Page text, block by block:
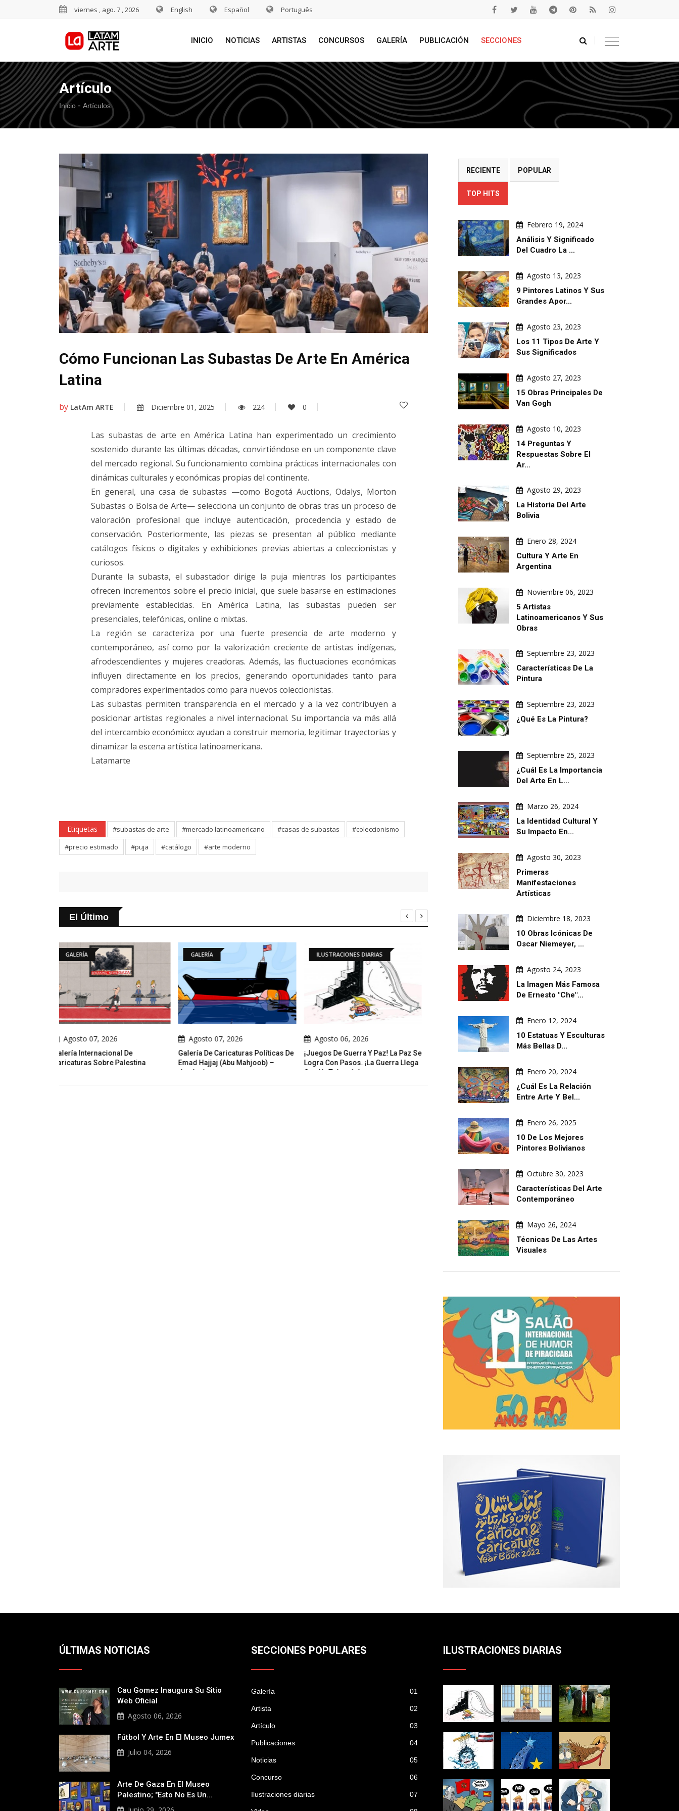
viernes , ago. 7 , 2026 English Español Português
INICIO NOTICIAS ARTISTAS CONCURSOS GALERÍA PUBLICACIÓN SECCIONES
Artículo
Inicio - Artículos
Cómo Funcionan Las Subastas De Arte En América
Latina
by LatAm ARTE Diciembre 01, 2025 224 0
Las subastas de arte en América Latina han experimentado un crecimiento
sostenido durante las últimas décadas, convirtiéndose en un componente clave
del mercado regional. Su funcionamiento combina prácticas internacionales con
dinámicas culturales y económicas propias del continente.
En general, una casa de subastas —como Bogotá Auctions, Odalys, Morton
Subastas o Bolsa de Arte— selecciona un conjunto de obras tras un proceso de
valoración profesional que incluye autenticación, procedencia y estado de
conservación. Posteriormente, las piezas se presentan al público mediante
catálogos físicos o digitales y exhibiciones previas abiertas a coleccionistas y
curiosos.
Durante la subasta, el subastador dirige la puja mientras los participantes
ofrecen incrementos sobre el precio inicial, que suele basarse en estimaciones
previamente establecidas. En América Latina, las subastas pueden ser
presenciales, telefónicas, online o mixtas.
La región se caracteriza por una fuerte presencia de arte moderno y
contemporáneo, así como por la valorización creciente de artistas indígenas,
afrodescendientes y mujeres creadoras. Además, las fluctuaciones económicas
influyen directamente en los precios, generando oportunidades tanto para
compradores experimentados como para nuevos coleccionistas.
Las subastas permiten transparencia en el mercado y a la vez contribuyen a
posicionar artistas regionales a nivel internacional. Su importancia va más allá
del intercambio económico: ayudan a construir memoria, legitimar trayectorias y
dinamizar la escena artística latinoamericana.
Latamarte
Etiquetas #subastas de arte #mercado latinoamericano #casas de subastas
#coleccionismo
#precio estimado
#puja #catálogo #arte moderno
El Último
GALERÍA
Agosto 07, 2026
Galería De Caricaturas Políticas De
Emad Hajjaj (Abu Mahjoob) –
ILUSTRACIONES DIARIAS
Agosto 06, 2026
¡Juegos De Guerra Y Paz! La Paz Se
Logra Con Pasos. ¡La Guerra Llega
Con Un Tobogán!
ILUSTRACIONES DIARIAS
Agosto 06, 2026
Don El Dormilón
Agosto 06, 2026
Un Acuerdo En El Pantano, Por
Agosto 06, 2026
RECIENTE POPULAR
TOP HITS
Febrero 19, 2024
Análisis Y Significado
Del Cuadro La ...
Agosto 13, 2023
9 Pintores Latinos Y Sus
Grandes Apor...
Agosto 23, 2023
Los 11 Tipos De Arte Y
Sus Significados
Agosto 27, 2023
15 Obras Principales De
Van Gogh
Agosto 10, 2023
14 Preguntas Y
Respuestas Sobre El
Ar...
Agosto 29, 2023
La Historia Del Arte
Bolivia
Enero 28, 2024
Cultura Y Arte En
Argentina
Noviembre 06, 2023
5 Artistas
Latinoamericanos Y Sus
Obras
Septiembre 23, 2023
Características De La
Pintura
Septiembre 23, 2023
¿Qué Es La Pintura?
Septiembre 25, 2023
¿Cuál Es La Importancia
Del Arte En L...
Marzo 26, 2024
La Identidad Cultural Y
Su Impacto En...
Agosto 30, 2023
Primeras
Manifestaciones
Artísticas
Diciembre 18, 2023
10 Obras Icónicas De
Oscar Niemeyer, ...
Agosto 24, 2023
La Imagen Más Famosa
De Ernesto "Che"...
Enero 12, 2024
10 Estatuas Y Esculturas
Más Bellas D...
Enero 20, 2024
¿Cuál Es La Relación
Entre Arte Y Bel...
Enero 26, 2025
10 De Los Mejores
Pintores Bolivianos
Octubre 30, 2023
Características Del Arte
Contemporáneo
Mayo 26, 2024
Técnicas De Las Artes
Visuales
ÚLTIMAS NOTICIAS
Cau Gomez Inaugura Su Sitio
Web Oficial
Agosto 06, 2026
Fútbol Y Arte En El Museo Jumex
Julio 04, 2026
Arte De Gaza En El Museo
Palestino; "Esto No Es Un...
SECCIONES POPULARES
Galería 01
Artista 02
Artículo 03
Publicaciones 04
Noticias 05
Concurso 06
Ilustraciones diarias 07
ILUSTRACIONES DIARIAS